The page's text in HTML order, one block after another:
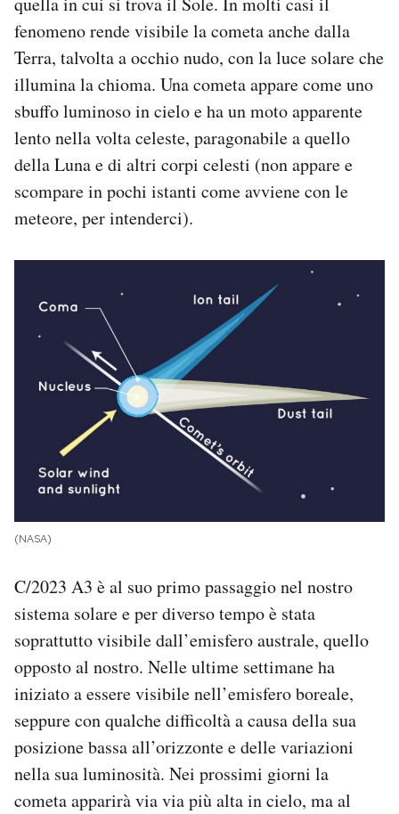
fenomeno rende visibile la cometa anche dalla
Terra, talvolta a occhio nudo, con la luce solare che
illumina la chioma. Una cometa appare come uno
sbuffo luminoso in cielo e ha un moto apparente
lento nella volta celeste, paragonabile a quello
della Luna e di altri corpi celesti (non appare e
scompare in pochi istanti come avviene con le
meteore, per intenderci).
(NASA)
C/2023 A3 è al suo primo passaggio nel nostro
sistema solare e per diverso tempo è stata
soprattutto visibile dall’emisfero australe, quello
opposto al nostro. Nelle ultime settimane ha
iniziato a essere visibile nell’emisfero boreale,
seppure con qualche difficoltà a causa della sua
posizione bassa all’orizzonte e delle variazioni
nella sua luminosità. Nei prossimi giorni la
cometa apparirà via via più alta in cielo, ma al